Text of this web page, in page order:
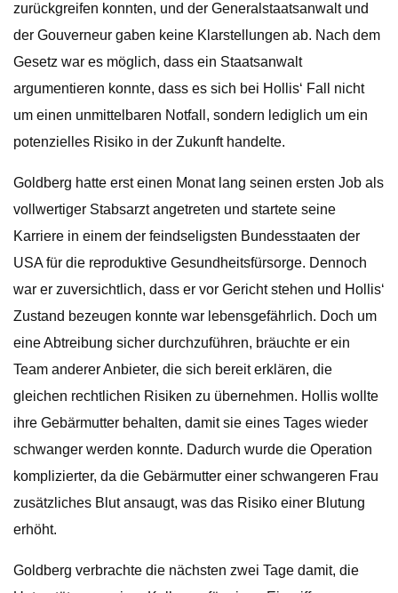
zurückgreifen konnten, und der Generalstaatsanwalt und
der Gouverneur gaben keine Klarstellungen ab. Nach dem
Gesetz war es möglich, dass ein Staatsanwalt
argumentieren konnte, dass es sich bei Hollis‘ Fall nicht
um einen unmittelbaren Notfall, sondern lediglich um ein
potenzielles Risiko in der Zukunft handelte.
Goldberg hatte erst einen Monat lang seinen ersten Job als
vollwertiger Stabsarzt angetreten und startete seine
Karriere in einem der feindseligsten Bundesstaaten der
USA für die reproduktive Gesundheitsfürsorge. Dennoch
war er zuversichtlich, dass er vor Gericht stehen und Hollis‘
Zustand bezeugen konnte war lebensgefährlich. Doch um
eine Abtreibung sicher durchzuführen, bräuchte er ein
Team anderer Anbieter, die sich bereit erklären, die
gleichen rechtlichen Risiken zu übernehmen. Hollis wollte
ihre Gebärmutter behalten, damit sie eines Tages wieder
schwanger werden konnte. Dadurch wurde die Operation
komplizierter, da die Gebärmutter einer schwangeren Frau
zusätzliches Blut ansaugt, was das Risiko einer Blutung
erhöht.
Goldberg verbrachte die nächsten zwei Tage damit, die